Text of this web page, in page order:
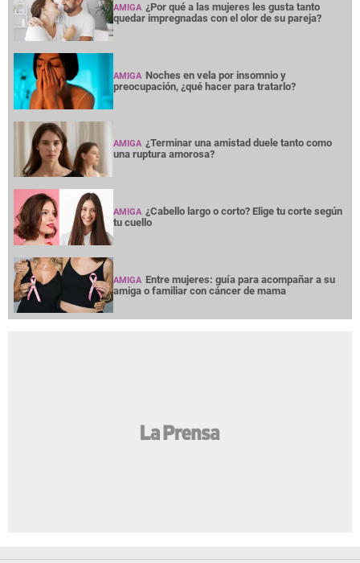
AMIGA ¿Por qué a las mujeres les gusta tanto
quedar impregnadas con el olor de su pareja?
AMIGA Noches en vela por insomnio y
preocupación, ¿qué hacer para tratarlo?
AMIGA ¿Terminar una amistad duele tanto como
una ruptura amorosa?
AMIGA ¿Cabello largo o corto? Elige tu corte según
tu cuello
AMIGA Entre mujeres: guía para acompañar a su
amiga o familiar con cáncer de mama